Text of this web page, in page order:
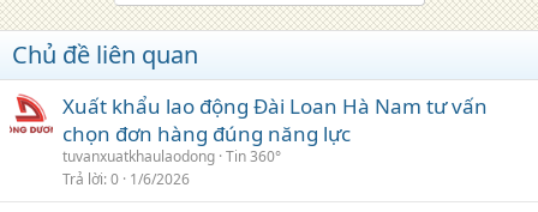
Chủ đề liên quan
Xuất khẩu lao động Đài Loan Hà Nam tư vấn
chọn đơn hàng đúng năng lực
tuvanxuatkhaulaodong Tin 360°
Trả lời 0 1/6/2026